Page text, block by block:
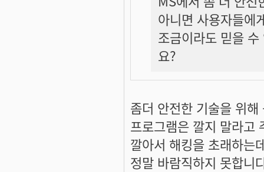
아니면 사용자들에
조금이라도 믿을
요?
좀더 안전한 기술을 위
프로그램은 깔지 말라고
깔아서 해킹을 초래하는
정말 바람직하지 못합니